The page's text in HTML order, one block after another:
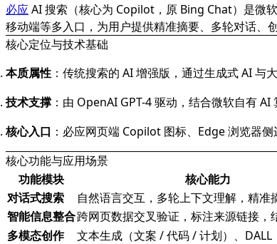
必应AI 搜索（核心为 Copilot，原 Bing Chat）是微
移动端等多入口，为用户提供精准摘要、多轮对话、
核心定位与技术基础
本质属性 ：传统搜索的 AI 增强版，通过生成式 AI 与
技术支撑 ：由 OpenAI GPT-4 驱动，结合微软自有
核心入口 ：必应网页端 Copilot 图标、Edge 浏览器
核心功能与应用场景
功能模块
核心能力
对话式搜索
自然语言交互，多轮上下文理解，精准
智能信息整合跨网页数据交叉验证，标注来源链接，
多模态创作 文本生成（文案 / 代码 / 计划）、DALL